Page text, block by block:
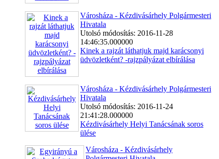
Városháza - Kézdivásárhely Polgármesteri
Hivatala
Utolsó módosítás: 2016-11-28
14:46:35.000000
Kinek a rajzát láthatjuk majd karácsonyi
üdvözletként? -rajzpályázat elbírálása
Városháza - Kézdivásárhely Polgármesteri
Hivatala
Utolsó módosítás: 2016-11-24
21:41:28.000000
Kézdivásárhely Helyi Tanácsának soros
ülése
Városháza - Kézdivásárhely